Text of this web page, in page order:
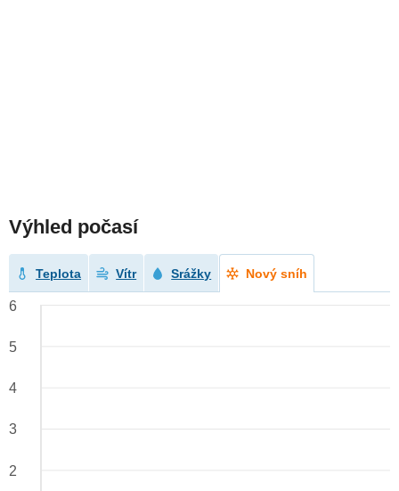
Výhled počasí
Teplota Vítr Srážky Nový sníh
6
5
4
3
2